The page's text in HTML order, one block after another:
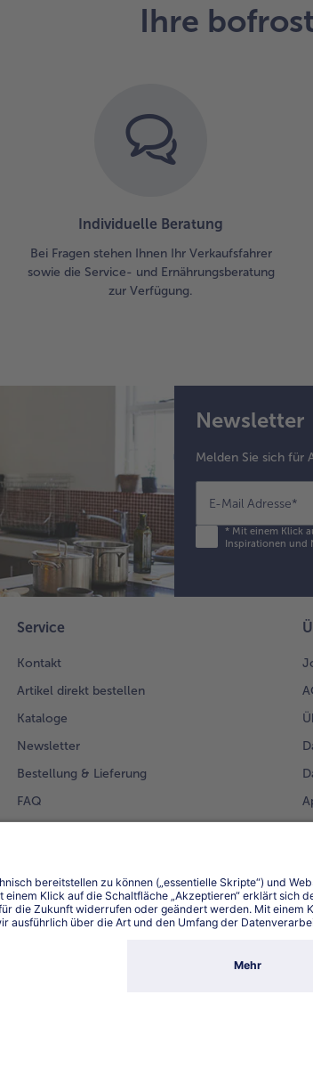
Ihre
Individuelle Beratung
Bei Fragen stehen Ihnen Ihr Verkaufsfahrer
sowie die Service- und Ernährungsberatung
zur Verfügung.
Newsletter
Melden Sie sich für
E-Mail Adresse*
*Mit einem Klick
Inspirationen und
Service
Kontakt
Artikel direkt bestellen
Kataloge
Newsletter
Bestellung & Lieferung
FAQ